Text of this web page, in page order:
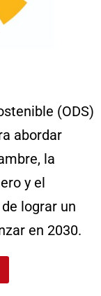
(ODS)
abordar
la
y el
lograr un
en 2030.